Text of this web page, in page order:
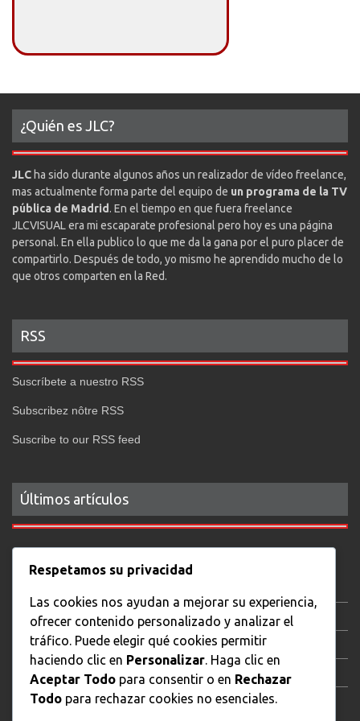
¿Quién es JLC?
JLC ha sido durante algunos años un realizador de vídeo freelance,
mas actualmente forma parte del equipo de un programa de la TV
pública de Madrid . En el tiempo en que fuera freelance
JLCVISUAL era mi escaparate profesional pero hoy es una página
personal. En ella publico lo que me da la gana por el puro placer de
compartirlo. Después de todo, yo mismo he aprendido mucho de lo
que otros comparten en la Red.
RSS
Suscríbete a nuestro RSS
Subscribez nôtre RSS
Suscribe to our RSS feed
Últimos artículos
Jane Eyre
Persépolis
El ciudadano ilustre
Forushande
Respetamos su privacidad
Las cookies nos ayudan a mejorar su experiencia,
ofrecer contenido personalizado y analizar el
tráfico. Puede elegir qué cookies permitir
haciendo clic en Personalizar. Haga clic en
Aceptar Todo para consentir o en Rechazar
Todo para rechazar cookies no esenciales.